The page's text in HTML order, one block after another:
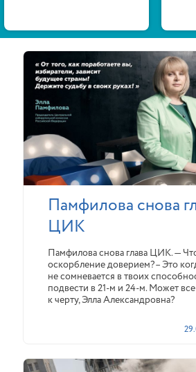
Памфилова снова
ЦИК
Памфилова снова глава ЦИК. —
оскорбление доверием?– Это
не сомневается в твоих
подвести в 21-м и 24-м. Может
к черту, Элла Александровна?